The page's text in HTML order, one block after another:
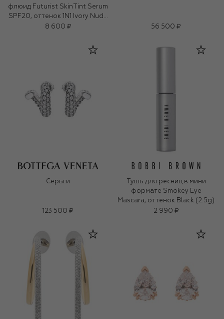
флюид Futurist SkinTint Serum
SPF20, оттенок 1N1 Ivory Nude
(30ml)
8 600 ₽ 56 500 ₽
Серьги
123 500 ₽
Тушь для ресниц в мини
формате Smokey Eye
Mascara, оттенок Black (2.5g)
2 990 ₽